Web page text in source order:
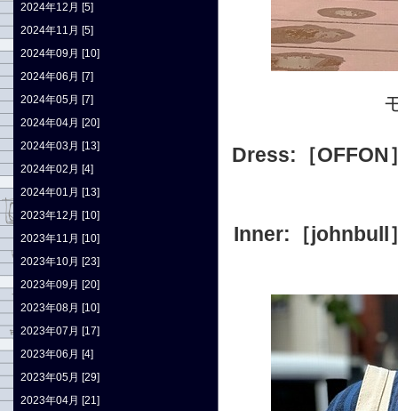
Dress: ［
Inner: ［
2024年12月 [5]
2024年11月 [5]
2024年09月 [10]
2024年06月 [7]
2024年05月 [7]
2024年04月 [20]
2024年03月 [13]
2024年02月 [4]
2024年01月 [13]
2023年12月 [10]
2023年11月 [10]
2023年10月 [23]
2023年09月 [20]
2023年08月 [10]
2023年07月 [17]
2023年06月 [4]
2023年05月 [29]
2023年04月 [21]